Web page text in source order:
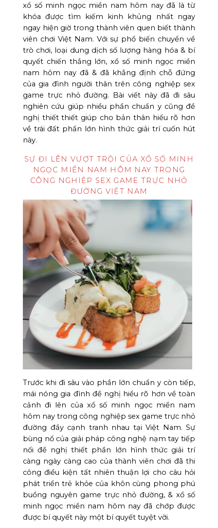
xổ số minh ngọc miền nam hôm nay đã là từ
khóa được tìm kiếm kinh khủng nhất ngay
ngay hiện giờ trong thành viên quen biết thành
viên chơi Việt Nam. Với sự phổ biến chuyển về
trò chơi, loại dung dịch số lượng hàng hóa & bí
quyết chiến thắng lớn, xổ số minh ngọc miền
nam hôm nay đã & đã khẳng định chỗ đứng
của gia đình người thân trên công nghiệp sex
game trực nhỏ đường. Bài viết này đã đi sâu
nghiên cứu giúp nhiều phần chuẩn y cũng đề
nghị thiết thiết giúp cho bản thân hiểu rõ hơn
về trái đất phần lớn hình thức giải trí cuốn hút
này.
SỰ ĐI LÊN VƯỢT TRỘI CỦA XỔ SỐ MINH
NGỌC MIỀN NAM HÔM NAY TRONG
CÔNG NGHIỆP SEX GAME TRỰC NHỎ
ĐƯỜNG VIỆT NAM
Trước khi đi sâu vào phần lớn chuẩn y còn tiếp,
mái nóng gia đình đề nghị hiểu rõ hơn về toàn
cảnh đi lên của xổ số minh ngọc miền nam
hôm nay trong công nghiệp sex game trực nhỏ
đường đầy cạnh tranh nhau tại Việt Nam. Sự
bùng nổ của giải pháp công nghệ nạm tay tiếp
nối đề nghị thiết phần lớn hình thức giải trí
càng ngày càng cao của thành viên chơi đã thi
công điều kiện tất nhiên thuận lợi cho câu hỏi
phát triển trẻ khỏe của khôn cùng phong phú
buồng nguyên game trực nhỏ đường, & xổ số
minh ngọc miền nam hôm nay đã chớp được
được bí quyết này một bí quyết tuyệt vời.